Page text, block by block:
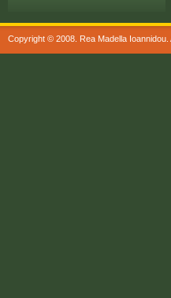
Copyright © 2008. Rea Madella Ioannidou.